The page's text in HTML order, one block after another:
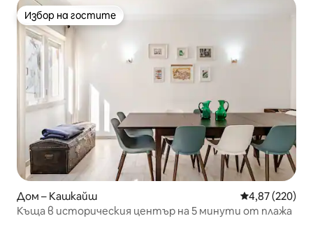
Избор на гостите
Избор на гостите
Дом – Кашкайш Средна
4,87 (220)
Къща в историческия център на 5 минути от плажа